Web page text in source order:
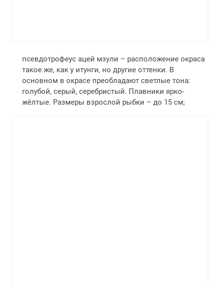
псевдотрофеус ацей мзули – расположение окраса
такое же, как у итунги, но другие оттенки. В
основном в окрасе преобладают светлые тона:
голубой, серый, серебристый. Плавники ярко-
жёлтые. Размеры взрослой рыбки – до 15 см;